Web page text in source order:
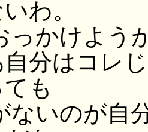
わ。
っかけよう
自分はコレ
も
ないのが